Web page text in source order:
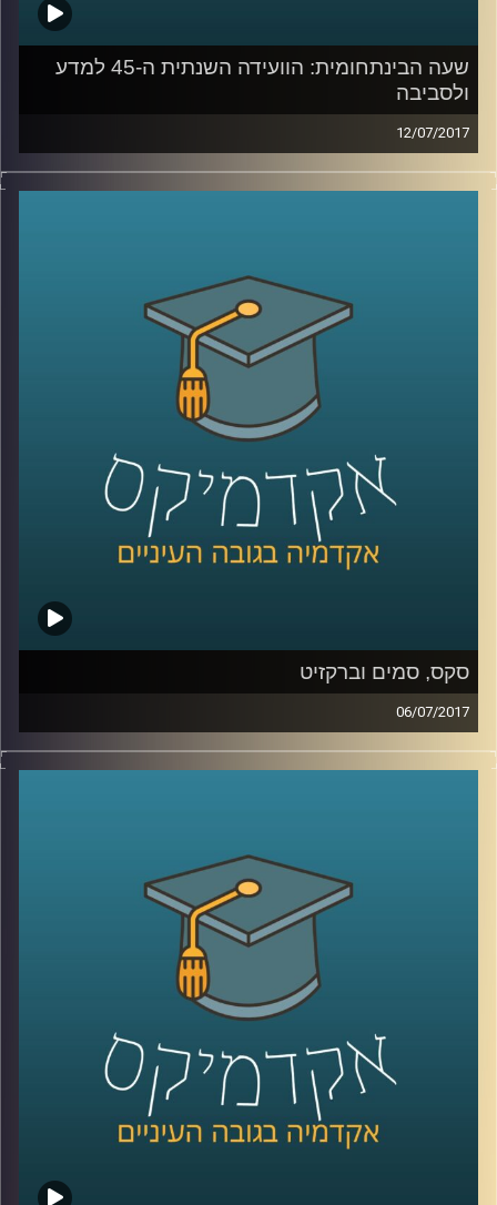
שעה הבינתחומית: הוועידה השנתית ה-45 למדע
ולסביבה
12/07/2017
תכנית מיוחדת של "השעה הבינתחומית" – ציקי
AudioVersity
סקס, סמים וברקזיט
06/07/2017
מדוע צעירי שנות השישים כל כך זעמו על דור
הצעירה שנשבה באותם שנים, משווה בין
הפופולריות של פינק פלויד לעומת מרי פופינס
וגם עומד על הקשר של כל זה לברקזיט
AudioVersity